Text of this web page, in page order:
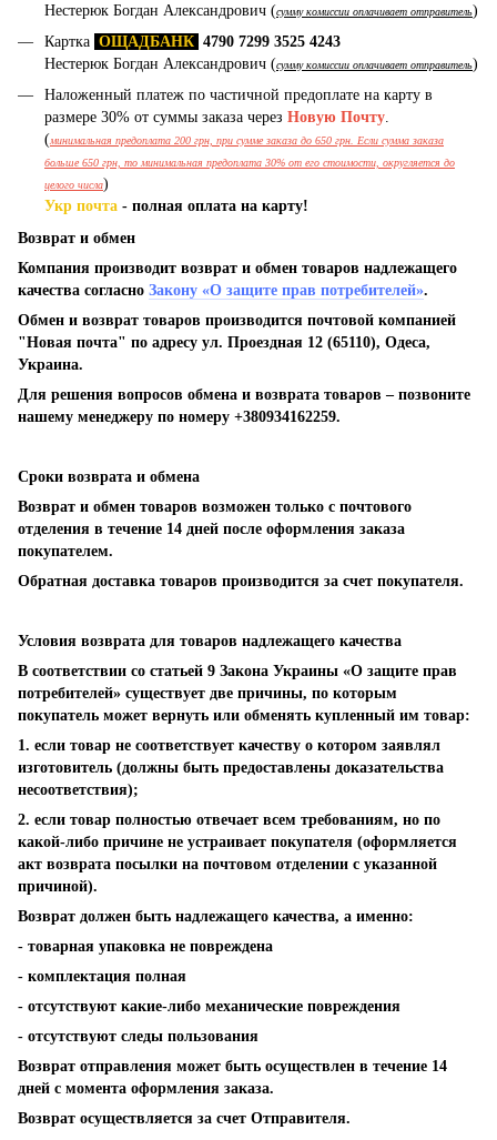
Нестерюк Богдан Александрович (сумму комиссии оплачивает отправитель)
Картка ОЩАДБАНК 4790 7299 3525 4243
Нестерюк Богдан Александрович (сумму комиссии оплачивает отправитель)
Наложенный платеж по частичной предоплате на карту в
размере 30% от суммы заказа через Новую Почту.
(минимальная предоплата 200 грн, при сумме заказа до 650 грн. Если сумма заказа
больше 650 грн, то минимальная предоплата 30% от его стоимости, округляется до
целого числа)
Укр почта - полная оплата на карту!
Возврат и обмен
Компания производит возврат и обмен товаров надлежащего
качества согласно Закону «О защите прав потребителей».
Обмен и возврат товаров производится почтовой компанией
"Новая почта" по адресу ул. Проездная 12 (65110), Одеса,
Украина.
Для решения вопросов обмена и возврата товаров – позвоните
нашему менеджеру по номеру +380934162259.
Сроки возврата и обмена
Возврат и обмен товаров возможен только с почтового
отделения в течение 14 дней после оформления заказа
покупателем.
Обратная доставка товаров производится за счет покупателя.
Условия возврата для товаров надлежащего качества
В соответствии со статьей 9 Закона Украины «О защите прав
потребителей» существует две причины, по которым
покупатель может вернуть или обменять купленный им товар:
1. если товар не соответствует качеству о котором заявлял
изготовитель (должны быть предоставлены доказательства
несоответствия);
2. если товар полностью отвечает всем требованиям, но по
какой-либо причине не устраивает покупателя (оформляется
акт возврата посылки на почтовом отделении с указанной
причиной).
Возврат должен быть надлежащего качества, а именно:
- товарная упаковка не повреждена
- комплектация полная
- отсутствуют какие-либо механические повреждения
- отсутствуют следы пользования
Возврат отправления может быть осуществлен в течение 14
дней с момента оформления заказа.
Возврат осуществляется за счет Отправителя.